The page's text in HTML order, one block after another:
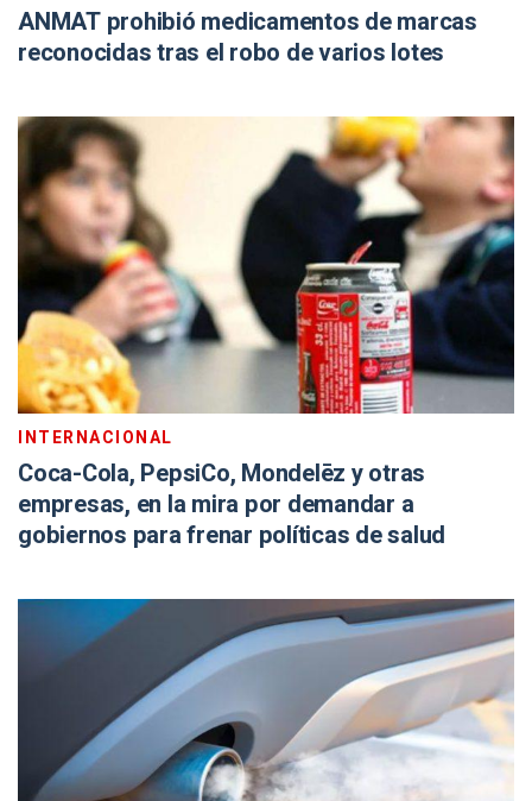
ANMAT prohibió medicamentos de marcas
reconocidas tras el robo de varios lotes
INTERNACIONAL
Coca-Cola, PepsiCo, Mondelēz y otras
empresas, en la mira por demandar a
gobiernos para frenar políticas de salud